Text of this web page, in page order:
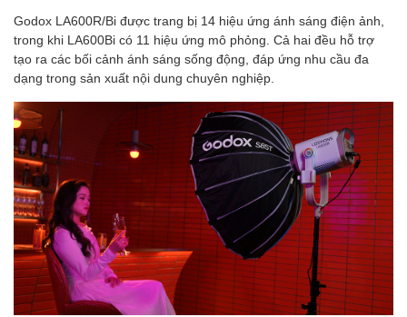
Godox LA600R/Bi được trang bị 14 hiệu ứng ánh sáng điện ảnh,
trong khi LA600Bi có 11 hiệu ứng mô phỏng. Cả hai đều hỗ trợ
tạo ra các bối cảnh ánh sáng sống động, đáp ứng nhu cầu đa
dạng trong sản xuất nội dung chuyên nghiệp.